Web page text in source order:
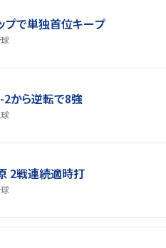
プで単独首位キープ
から逆転で8強
2戦連続適時打